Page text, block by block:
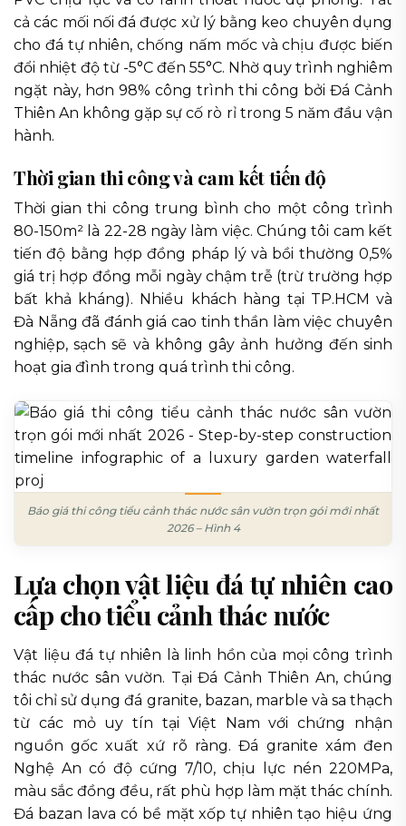
cả các mối nối đá được xử lý bằng keo chuyên dụng
cho đá tự nhiên, chống nấm mốc và chịu được biến
đổi nhiệt độ từ -5°C đến 55°C. Nhờ quy trình nghiêm
ngặt này, hơn 98% công trình thi công bởi Đá Cảnh
Thiên An không gặp sự cố rò rỉ trong 5 năm đầu vận
hành.
Thời gian thi công và cam kết tiến độ
Thời gian thi công trung bình cho một công trình
80-150m² là 22-28 ngày làm việc. Chúng tôi cam kết
tiến độ bằng hợp đồng pháp lý và bồi thường 0,5%
giá trị hợp đồng mỗi ngày chậm trễ (trừ trường hợp
bất khả kháng). Nhiều khách hàng tại TP.HCM và
Đà Nẵng đã đánh giá cao tinh thần làm việc chuyên
nghiệp, sạch sẽ và không gây ảnh hưởng đến sinh
hoạt gia đình trong quá trình thi công.
Báo giá thi công tiểu cảnh thác nước sân vườn trọn gói mới nhất
2026 – Hình 4
Lựa chọn vật liệu đá tự nhiên cao
cấp cho tiểu cảnh thác nước
Vật liệu đá tự nhiên là linh hồn của mọi công trình
thác nước sân vườn. Tại Đá Cảnh Thiên An, chúng
tôi chỉ sử dụng đá granite, bazan, marble và sa thạch
từ các mỏ uy tín tại Việt Nam với chứng nhận
nguồn gốc xuất xứ rõ ràng. Đá granite xám đen
Nghệ An có độ cứng 7/10, chịu lực nén 220MPa,
màu sắc đồng đều, rất phù hợp làm mặt thác chính.
Đá bazan lava có bề mặt xốp tự nhiên tạo hiệu ứng